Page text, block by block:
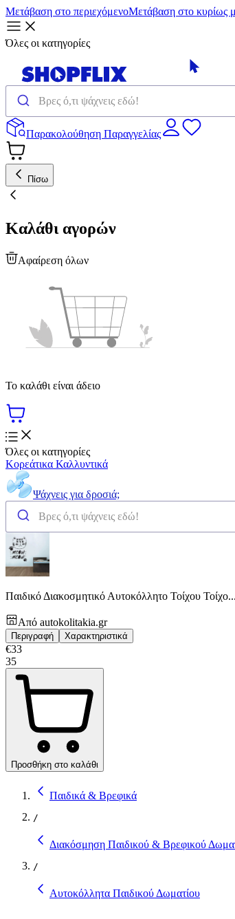
Μετάβαση στο περιεχόμενοΜετάβαση στο κυρίως
Όλες οι κατηγορίες
Παρακολούθηση Παραγγελίας
Πίσω
Καλάθι αγορών
Αφαίρεση όλων
Το καλάθι είναι άδειο
Όλες οι κατηγορίες
Κορεάτικα Καλλυντικά
Ψάχνεις για δροσιά;
Παιδικό Διακοσμητικό Αυτοκόλλητο Τοίχου Τοίχο...
Από autokolitakia.gr
Περιγραφή Χαρακτηριστικά
€33
35
Προσθήκη στο καλάθι
Παιδικά & Βρεφικά
/
Διακόσμηση Παιδικού & Βρεφικού
/
Αυτοκόλλητα Παιδικού Δωματίου